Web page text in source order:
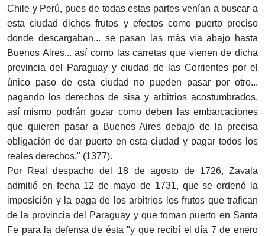
Chile y Perú, pues de todas estas partes venían a buscar a
esta ciudad dichos frutos y efectos como puerto preciso
donde descargaban... se pasan las más vía abajo hasta
Buenos Aires... así como las carretas que vienen de dicha
provincia del Paraguay y ciudad de las Corrientes por el
único paso de esta ciudad no pueden pasar por otro...
pagando los derechos de sisa y arbitrios acostumbrados,
así mismo podrán gozar como deben las embarcaciones
que quieren pasar a Buenos Aires debajo de la precisa
obligación de dar puerto en esta ciudad y pagar todos los
reales derechos." (1377).
Por Real despacho del 18 de agosto de 1726, Zavala
admitió en fecha 12 de mayo de 1731, que se ordenó la
imposición y la paga de los arbitrios los frutos que trafican
de la provincia del Paraguay y que toman puerto en Santa
Fe para la defensa de ésta "y que recibí el día 7 de enero